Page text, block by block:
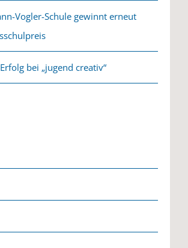
Vogler-Schule gewinnt erneut
bei „jugend creativ“